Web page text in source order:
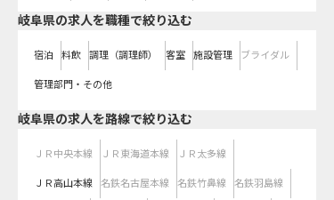
岐阜県の求人を職種で絞り込む
宿泊 料飲 調理（調理師） 客室 施設管理 ブライダル
管理部門・その他
岐阜県の求人を路線で絞り込む
ＪＲ中央本線 ＪＲ東海道本線 ＪＲ太多線
ＪＲ高山本線 名鉄名古屋本線 名鉄竹鼻線 名鉄羽島線